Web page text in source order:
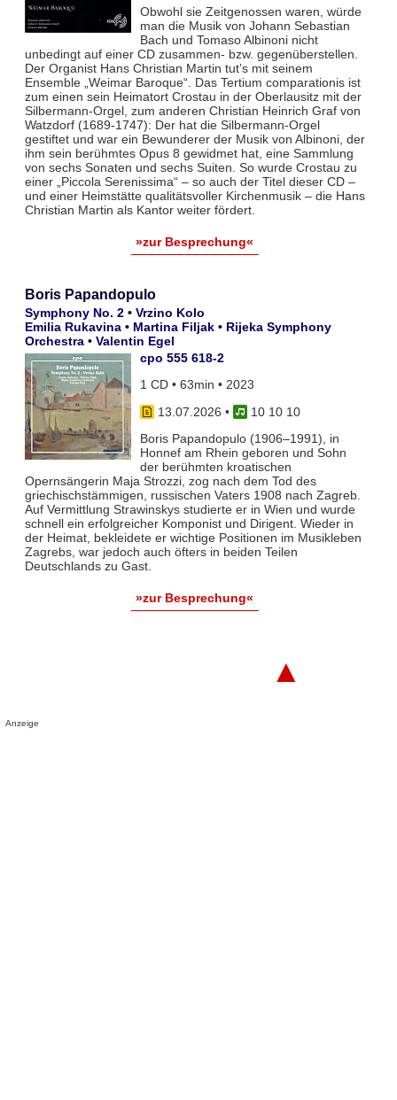
Obwohl sie Zeitgenossen waren, würde
man die Musik von Johann Sebastian
Bach und Tomaso Albinoni nicht
unbedingt auf einer CD zusammen- bzw. gegenüberstellen.
Der Organist Hans Christian Martin tut’s mit seinem
Ensemble „Weimar Baroque“. Das Tertium comparationis ist
zum einen sein Heimatort Crostau in der Oberlausitz mit der
Silbermann-Orgel, zum anderen Christian Heinrich Graf von
Watzdorf (1689-1747): Der hat die Silbermann-Orgel
gestiftet und war ein Bewunderer der Musik von Albinoni, der
ihm sein berühmtes Opus 8 gewidmet hat, eine Sammlung
von sechs Sonaten und sechs Suiten. So wurde Crostau zu
einer „Piccola Serenissima“ – so auch der Titel dieser CD –
und einer Heimstätte qualitätsvoller Kirchenmusik – die Hans
Christian Martin als Kantor weiter fördert.
»zur Besprechung«
Boris Papandopulo
Symphony No. 2 • Vrzino Kolo
Emilia Rukavina • Martina Filjak • Rijeka Symphony
Orchestra • Valentin Egel
cpo 555 618-2
1 CD • 63min • 2023
13.07.2026 •
10 10 10
Boris Papandopulo (1906–1991), in
Honnef am Rhein geboren und Sohn
der berühmten kroatischen
Opernsängerin Maja Strozzi, zog nach dem Tod des
griechischstämmigen, russischen Vaters 1908 nach Zagreb.
Auf Vermittlung Strawinskys studierte er in Wien und wurde
schnell ein erfolgreicher Komponist und Dirigent. Wieder in
der Heimat, bekleidete er wichtige Positionen im Musikleben
Zagrebs, war jedoch auch öfters in beiden Teilen
Deutschlands zu Gast.
»zur Besprechung«
▲
Anzeige